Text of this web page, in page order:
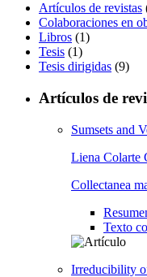
Artículos de revistas
Colaboraciones en
Libros (1)
Tesis (1)
Tesis dirigidas (9)
Artículos de
Sumsets and
Liena Colarte
Collectanea
Texto
Irreducibility